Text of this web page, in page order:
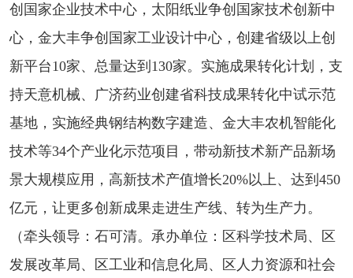
创国家企业技术中心，太阳纸业争创国家技术创新中
心，金大丰争创国家工业设计中心，创建省级以上创
新平台10家、总量达到130家。实施成果转化计划，支
持天意机械、广济药业创建省科技成果转化中试示范
基地，实施经典钢结构数字建造、金大丰农机智能化
技术等34个产业化示范项目，带动新技术新产品新场
景大规模应用，高新技术产值增长20%以上、达到450
亿元，让更多创新成果走进生产线、转为生产力。
（牵头领导：石可清。承办单位：区科学技术局、区
发展改革局、区工业和信息化局、区人力资源和社会